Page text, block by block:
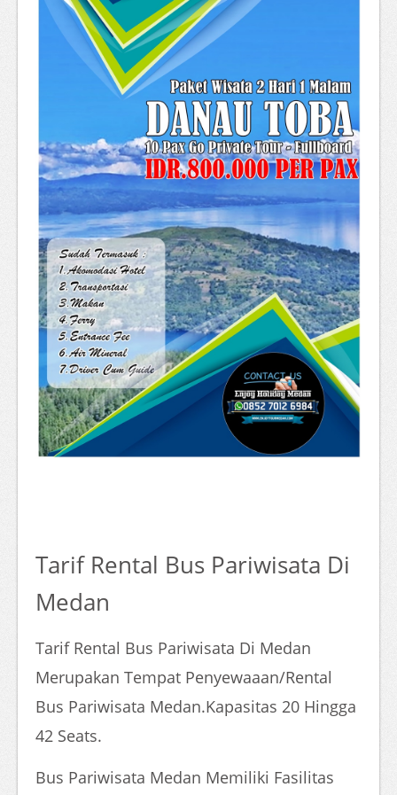
Tarif Rental Bus Pariwisata Di
Medan
Tarif Rental Bus Pariwisata Di Medan
Merupakan Tempat Penyewaaan/Rental
Bus Pariwisata Medan.Kapasitas 20 Hingga
42 Seats.
Bus Pariwisata Medan Memiliki Fasilitas